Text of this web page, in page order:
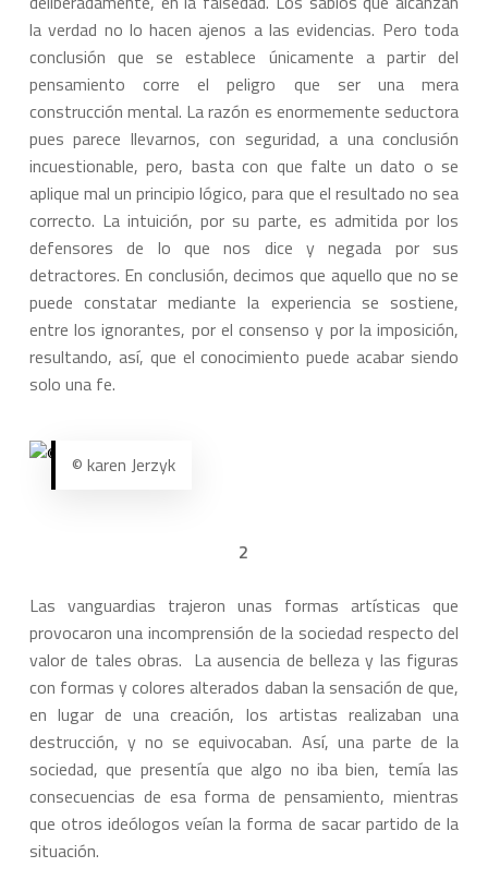
la verdad no lo hacen ajenos a las evidencias. Pero toda
conclusión que se establece únicamente a partir del
pensamiento corre el peligro que ser una mera
construcción mental. La razón es enormemente seductora
pues parece llevarnos, con seguridad, a una conclusión
incuestionable, pero, basta con que falte un dato o se
aplique mal un principio lógico, para que el resultado no sea
correcto. La intuición, por su parte, es admitida por los
defensores de lo que nos dice y negada por sus
detractores. En conclusión, decimos que aquello que no se
puede constatar mediante la experiencia se sostiene,
entre los ignorantes, por el consenso y por la imposición,
resultando, así, que el conocimiento puede acabar siendo
solo una fe.
© karen Jerzyk
2
Las vanguardias trajeron unas formas artísticas que
provocaron una incomprensión de la sociedad respecto del
valor de tales obras. La ausencia de belleza y las figuras
con formas y colores alterados daban la sensación de que,
en lugar de una creación, los artistas realizaban una
destrucción, y no se equivocaban. Así, una parte de la
sociedad, que presentía que algo no iba bien, temía las
consecuencias de esa forma de pensamiento, mientras
que otros ideólogos veían la forma de sacar partido de la
situación.